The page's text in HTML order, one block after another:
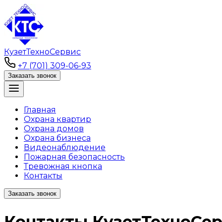
КузетТехноСервис
+7 (701) 309-06-93
Заказать звонок
Главная
Охрана квартир
Охрана домов
Охрана бизнеса
Видеонаблюдение
Пожарная безопасность
Тревожная кнопка
Контакты
Заказать звонок